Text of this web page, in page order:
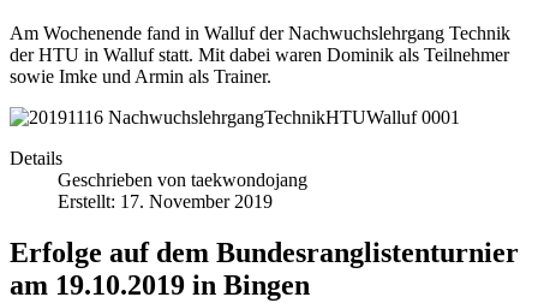
Am Wochenende fand in Walluf der Nachwuchslehrgang Technik
der HTU in Walluf statt. Mit dabei waren Dominik als Teilnehmer
sowie Imke und Armin als Trainer.
Details
Geschrieben von taekwondojang
Erstellt: 17. November 2019
Erfolge auf dem Bundesranglistenturnier
am 19.10.2019 in Bingen